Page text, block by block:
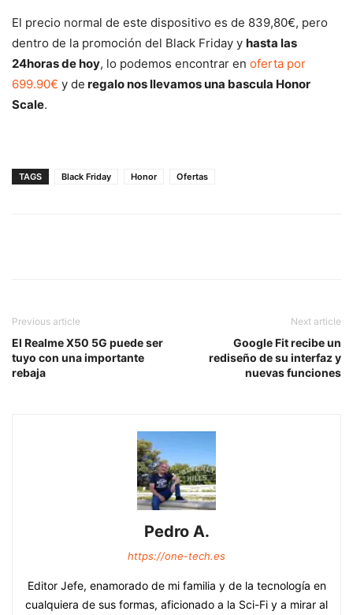
El precio normal de este dispositivo es de 839,80€, pero
dentro de la promoción del Black Friday y hasta las
24horas de hoy, lo podemos encontrar en oferta por
699.90€ y de regalo nos llevamos una bascula Honor
Scale.
TAGS Black Friday Honor Ofertas
Previous article
El Realme X50 5G puede ser
tuyo con una importante
rebaja
Next article
Google Fit recibe un
rediseño de su interfaz y
nuevas funciones
Pedro A.
https://one-tech.es
Editor Jefe, enamorado de mi familia y de la tecnología en
cualquiera de sus formas, aficionado a la Sci-Fi y a mirar al